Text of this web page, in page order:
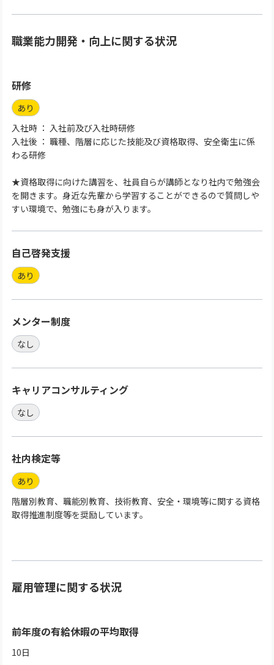
職業能力開発・向上に関する状況
研修
あり
入社時 ： 入社前及び入社時研修
入社後 ： 職種、階層に応じた技能及び資格取得、安全衛生に係
わる研修
★資格取得に向けた講習を、社員自らが講師となり社内で勉強会
を開きます。身近な先輩から学習することができるので質問しや
すい環境で、勉強にも身が入ります。
自己啓発支援
あり
メンター制度
なし
キャリアコンサルティング
なし
社内検定等
あり
階層別教育、職能別教育、技術教育、安全・環境等に関する資格
取得推進制度等を奨励しています。
雇用管理に関する状況
前年度の有給休暇の平均取得
10日